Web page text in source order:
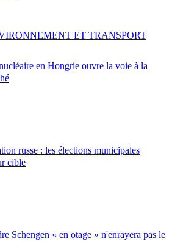
en Hongrie ouvre la voie à la
ET TRANSPORT
russe : les élections municipales
cible
Schengen « en otage » n'enrayera pas le